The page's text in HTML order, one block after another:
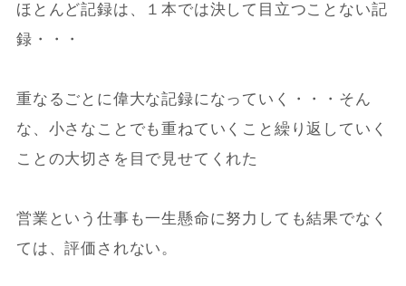
ほとんど記録は、１本では決して目立つことない記
録・・・
重なるごとに偉大な記録になっていく・・・そん
な、小さなことでも重ねていくこと繰り返していく
ことの大切さを目で見せてくれた
営業という仕事も一生懸命に努力しても結果でなく
ては、評価されない。